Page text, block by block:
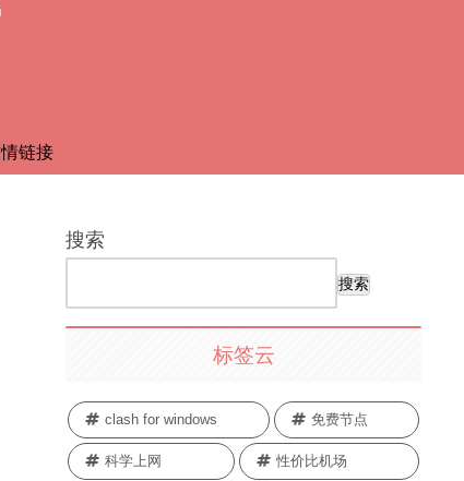
链接
搜索
搜索
标签云
clash for windows 免费节点
科学上网 性价比机场